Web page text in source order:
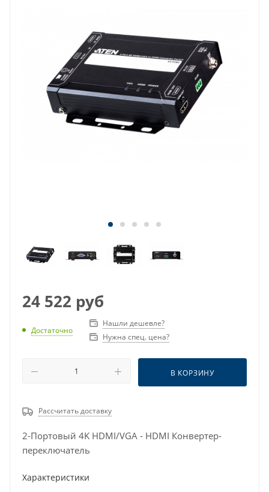
24 522 руб
Достаточно
Нашли дешевле?
Нужна спец. цена?
В КОРЗИНУ
Рассчитать доставку
2-Портовый 4K HDMI/VGA - HDMI Конвертер-
переключатель
Характеристики